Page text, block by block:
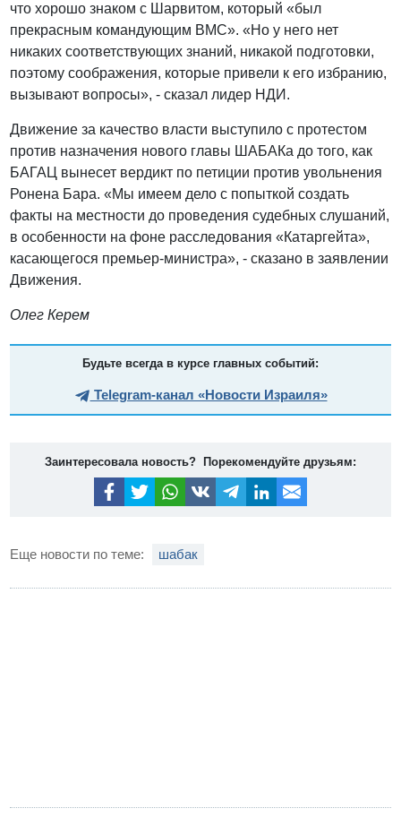
что хорошо знаком с Шарвитом, который «был
прекрасным командующим ВМС». «Но у него нет
никаких соответствующих знаний, никакой подготовки,
поэтому соображения, которые привели к его избранию,
вызывают вопросы», - сказал лидер НДИ.
Движение за качество власти выступило с протестом
против назначения нового главы ШАБАКа до того, как
БАГАЦ вынесет вердикт по петиции против увольнения
Ронена Бара. «Мы имеем дело с попыткой создать
факты на местности до проведения судебных слушаний,
в особенности на фоне расследования «Катаргейта»,
касающегося премьер-министра», - сказано в заявлении
Движения.
Олег Керем
Будьте всегда в курсе главных событий:
Telegram-канал «Новости Израиля»
Заинтересовала новость? Порекомендуйте друзьям:
Еще новости по теме: шабак